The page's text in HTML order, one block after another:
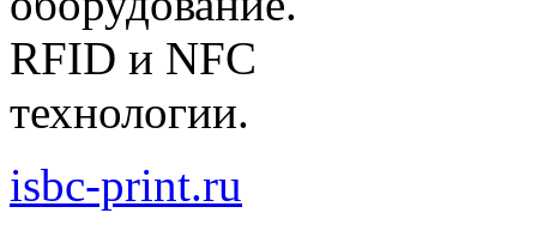
RFID и NFC
технологии.
isbc-print.ru